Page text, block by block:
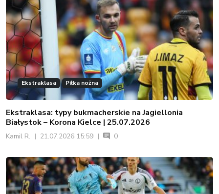
Ekstraklasa Piłka nożna
Ekstraklasa: typy bukmacherskie na Jagiellonia
Białystok – Korona Kielce | 25.07.2026
Kamil R. 21.07.2026 15:59 0